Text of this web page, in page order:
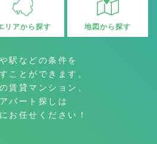
リアから探す 地図から探す
駅などの条件を
ことができます。
賃貸マンション、
パート探しは
お任せください！